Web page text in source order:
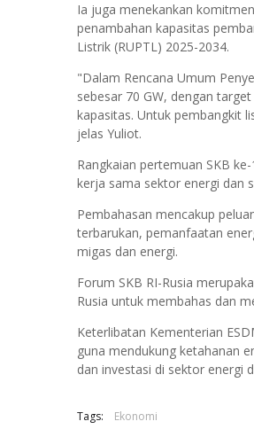
Ia juga menekankan
penambahan kapasitas
Listrik (RUPTL) 2025-2034.
"Dalam Rencana Umum
sebesar 70 GW, dengan
kapasitas. Untuk pembangkit
jelas Yuliot.
Rangkaian pertemuan SKB
kerja sama sektor energi dan
Pembahasan mencakup
terbarukan, pemanfaatan
migas dan energi.
Forum SKB RI-Rusia
Rusia untuk membahas dan
Keterlibatan Kementerian
guna mendukung ketahanan
dan investasi di sektor energi
Tags: Ekonomi